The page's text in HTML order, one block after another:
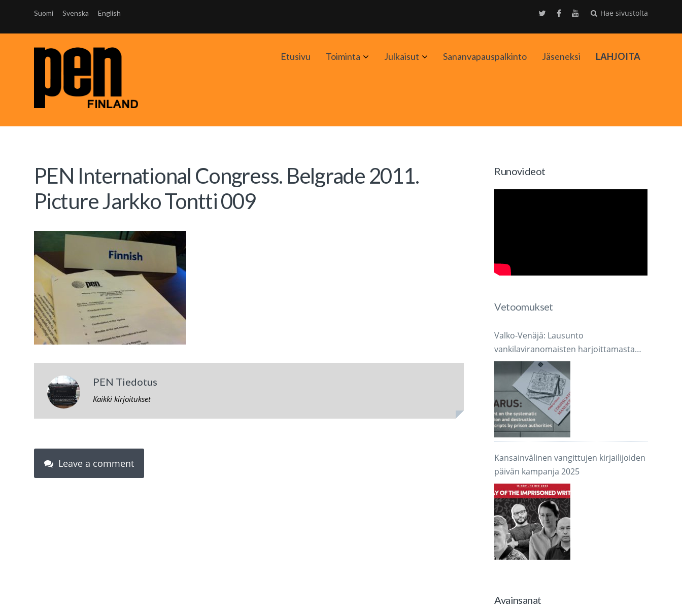
Suomi Svenska English Hae sivustolta
Etusivu Toiminta AvaaJulkaisut AvaaSananvapauspalkinto Jäseneksi LAHJOITA
PEN International Congress. Belgrade 2011.
Picture Jarkko Tontti 009
PEN Tiedotus
Kaikki kirjoitukset
Leave a comment
Runovideot
Vetoomukset
Valko-Venäjä: Lausunto
vankilaviranomaisten harjoittamasta
järjestelmällisestä käsikirjoitusten
takavarikoinnista ja tuhoamisesta
Kansainvälinen vangittujen kirjailijoiden
päivän kampanja 2025
Avainsanat